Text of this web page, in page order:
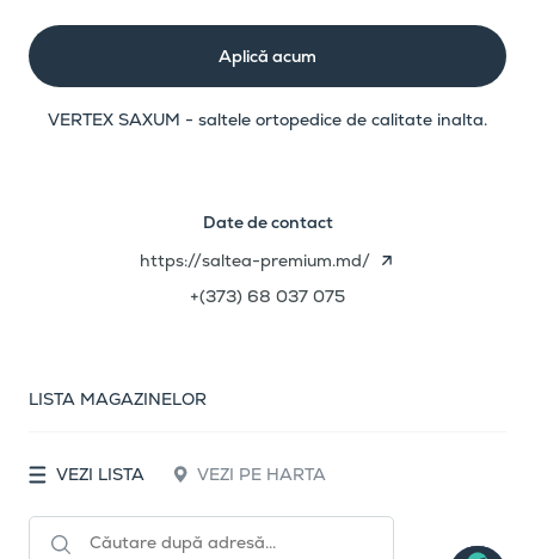
Aplică acum
VERTEX SAXUM - saltele ortopedice de calitate inalta.
Date de contact
https://saltea-premium.md/
+(373) 68 037 075
LISTA MAGAZINELOR
VEZI LISTA VEZI PE HARTA